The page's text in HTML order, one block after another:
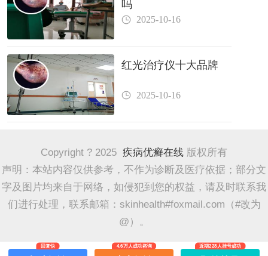
吗
2025-10-16
红光治疗仪十大品牌
2025-10-16
Copyright ? 2025 疾病优癣在线 版权所有
声明：本站内容仅供参考，不作为诊断及医疗依据；部分文
字及图片均来自于网络，如侵犯到您的权益，请及时联系我
们进行处理，联系邮箱：skinhealth#foxmail.com（#改为
@）。
回复快 4.6万人成功咨询 近期228人挂号成功